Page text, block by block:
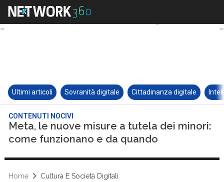
Ultimi articoli Sovranità digitale Cittadinanza digitale
CONTENUTI NOCIVI
Meta, le nuove misure a tutela dei minori:
come funzionano e da quando
Home Cultura E Società Digitali